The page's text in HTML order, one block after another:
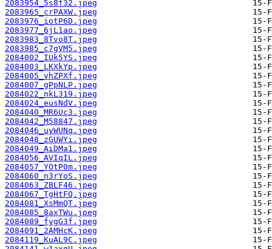
2083954_5s8f32.jpeg
2083965_crPAXW.jpeg
2083976_iotP6D.jpeg
2083977_6jL1ao.jpeg
2083983_8Tvo8T.jpeg
2083985_c7gVM5.jpeg
2084002_IUk5YS.jpeg
2084003_LKXkYp.jpeg
2084005_vhZPXf.jpeg
2084007_gPpNLP.jpeg
2084022_nkL319.jpeg
2084024_eusNdV.jpeg
2084040_MR6Uc3.jpeg
2084042_M58847.jpeg
2084046_uyWUNq.jpeg
2084048_zGUWYi.jpeg
2084049_AiDMa1.jpeg
2084056_AVIqIL.jpeg
2084057_YOtP0m.jpeg
2084060_n3rYoS.jpeg
2084063_ZBLF46.jpeg
2084067_TgHtFQ.jpeg
2084081_XsMmQT.jpeg
2084085_8axTWu.jpeg
2084089_fygG3f.jpeg
2084091_2AMHcK.jpeg
2084119_KuAL9C.jpeg